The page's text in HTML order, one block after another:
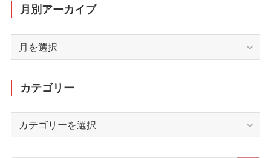
月別アーカイブ
ブ
カテゴリー